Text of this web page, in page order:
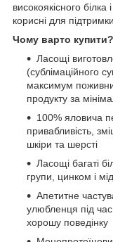
високоякісного білка
корисні для
Чому варто купити?
Ласощі
(сублімаційного
максимум
продукту за
100% яловича
привабливість,
шкіри та шерсті
Ласощі багаті
групи, цинком і
Апетитне
улюбленця під
хорошу поведінку